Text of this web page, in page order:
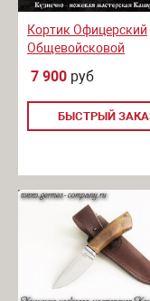
Кортик Офицерский
Общевойсковой
7 900 руб
БЫСТРЫЙ